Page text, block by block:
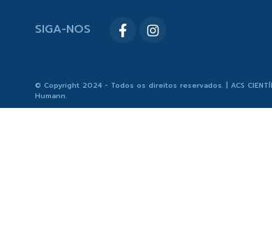
SIGA-NOS
© Copyright 2024 - Todos os direitos reservados. | ACS
Humann.